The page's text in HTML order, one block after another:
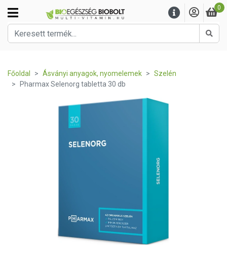
0
Főoldal Ásványi anyagok, nyomelemek
Szelén
Pharmax Selenorg tabletta 30 db